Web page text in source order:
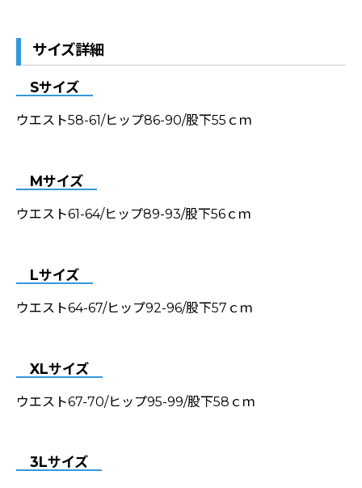
サイズ詳細
Sサイズ
ウエスト58-61/ヒップ86-90/股下55ｃｍ
Mサイズ
ウエスト61-64/ヒップ89-93/股下56ｃｍ
Lサイズ
ウエスト64-67/ヒップ92-96/股下57ｃｍ
XLサイズ
ウエスト67-70/ヒップ95-99/股下58ｃｍ
3Lサイズ